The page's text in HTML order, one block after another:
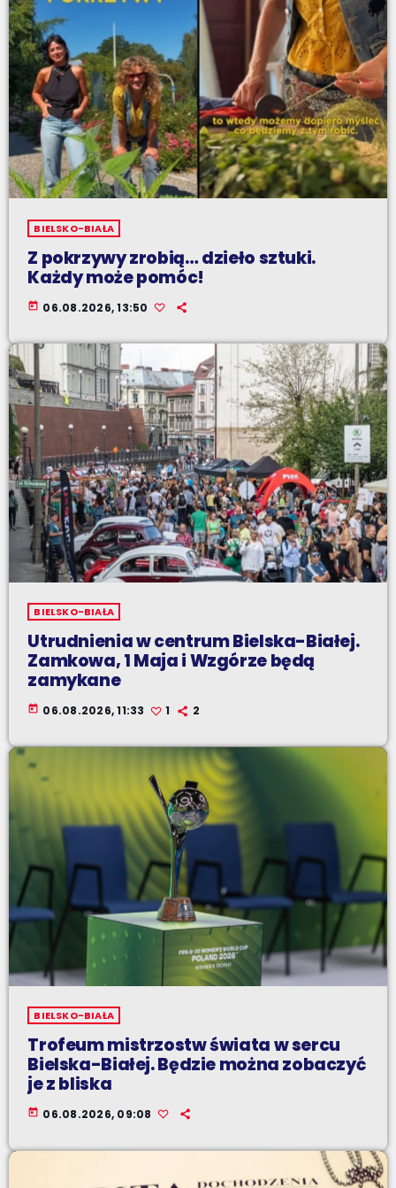
BIELSKO-BIAŁA
Z pokrzywy zrobią… dzieło sztuki.
Każdy może pomóc!
today 06.08.2026, 13:50
BIELSKO-BIAŁA
Utrudnienia w centrum Bielska-Białej.
Zamkowa, 1 Maja i Wzgórze będą
zamykane
today 06.08.2026, 11:33 1 2
BIELSKO-BIAŁA
Trofeum mistrzostw świata w sercu
Bielska-Białej. Będzie można zobaczyć
je z bliska
today 06.08.2026, 09:08